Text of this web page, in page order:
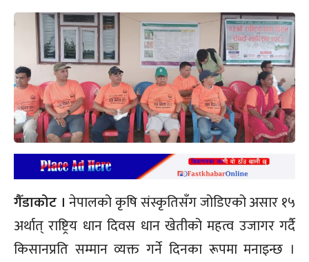
गैँडाकोट । नेपालको कृषि संस्कृतिसँग जोडिएको असार १५
अर्थात् राष्ट्रिय धान दिवस धान खेतीको महत्व उजागर गर्दै
किसानप्रति सम्मान व्यक्त गर्ने दिनका रूपमा मनाइन्छ ।